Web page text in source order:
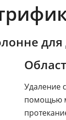
Удаление
помощью